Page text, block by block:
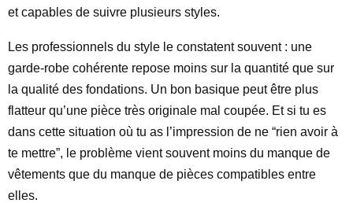
et capables de suivre plusieurs styles.
Les professionnels du style le constatent souvent : une
garde-robe cohérente repose moins sur la quantité que sur
la qualité des fondations. Un bon basique peut être plus
flatteur qu’une pièce très originale mal coupée. Et si tu es
dans cette situation où tu as l’impression de ne “rien avoir à
te mettre”, le problème vient souvent moins du manque de
vêtements que du manque de pièces compatibles entre
elles.